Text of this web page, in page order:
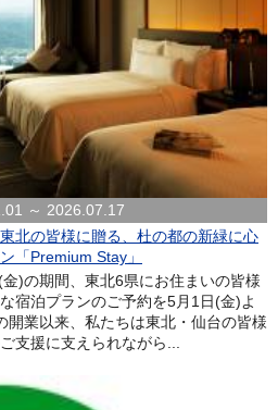
～ 2026.07.17
北の皆様に贈る、杜の都の新緑に心
「Premium Stay」
)の期間、東北6県にお住まいの皆様
宿泊プランのご予約を5月1日(金)よ
開業以来、私たちは東北・仙台の皆様
支援に支えられながら...